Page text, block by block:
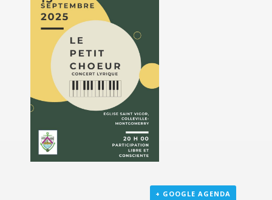
+ GOOGLE AGENDA